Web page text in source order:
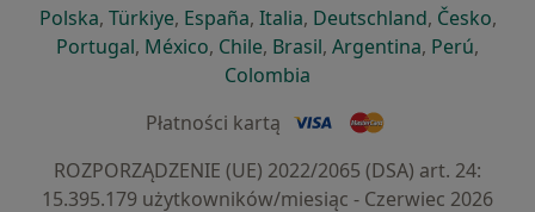
Polskaotwiera się w nowej karcie
, Türkiyeotwiera się w nowej karcie
, Españaotwiera się w nowej karcie
, Italiaotwiera się w nowej
, Deutschlandotwiera się
, Česko,
Portugalotwiera się w nowej karcie
, Méxicootwiera się w nowej karcie
, Chileotwiera się w nowej karcie
, Brasilotwiera się w nowej
, Argentinaotwiera się
, Perú,
Colombia
Płatności kartą
ROZPORZĄDZENIE (UE) 2022/2065 (DSA) art. 24:
15.395.179 użytkowników/miesiąc - Czerwiec 2026